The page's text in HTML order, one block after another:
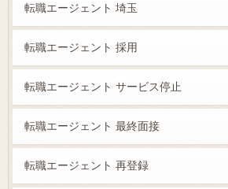
転職エージェント 埼玉
転職エージェント 採用
転職エージェント サービス停止
転職エージェント 最終面接
転職エージェント 再登録